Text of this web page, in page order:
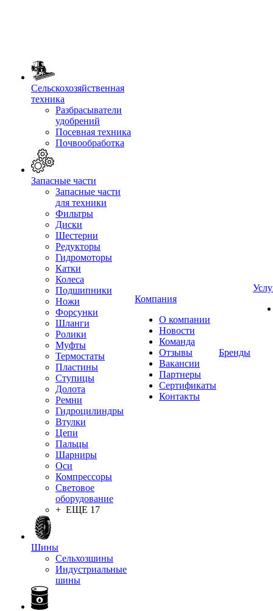
Сельскохозяйственная
техника
Разбрасыватели
удобрений
Посевная техника
Почвообработка
Запасные части
Запасные части
для техники
Фильтры
Диски
Шестерни
Редукторы
Гидромоторы
Катки
Колеса
Подшипники
Ножи
Форсунки
Шланги
Ролики
Муфты
Термостаты
Пластины
Ступицы
Долота
Ремни
Гидроцилиндры
Втулки
Цепи
Пальцы
Шарниры
Оси
Компрессоры
Световое
оборудование
+ ЕЩЕ 17
Шины
Сельхозшины
Индустриальные
шины
Компания
О компании
Новости
Команда
Отзывы
Вакансии
Партнеры
Сертификаты
Контакты
Бренды